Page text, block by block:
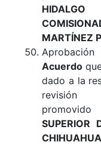
MARTÍNEZ
Acuerdo
dado a la
revisión
SUPERIOR